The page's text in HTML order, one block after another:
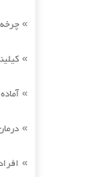
»
»
»
»
»